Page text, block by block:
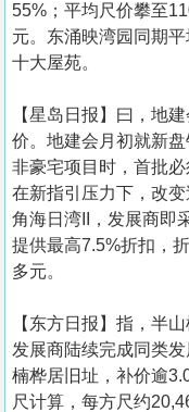
55%；平均尺价攀至
元。东涌映湾园同期
十大屋苑。
【星岛日报】曰，地
价。地建会月初就新
非豪宅项目时，首批
在新指引压力下，改
角海日湾II，发展商即
提供最高7.5%折扣，
多元。
【东方日报】指，半
发展商陆续完成同类
楠桦居旧址，补价逾
尺计算，每方尺约